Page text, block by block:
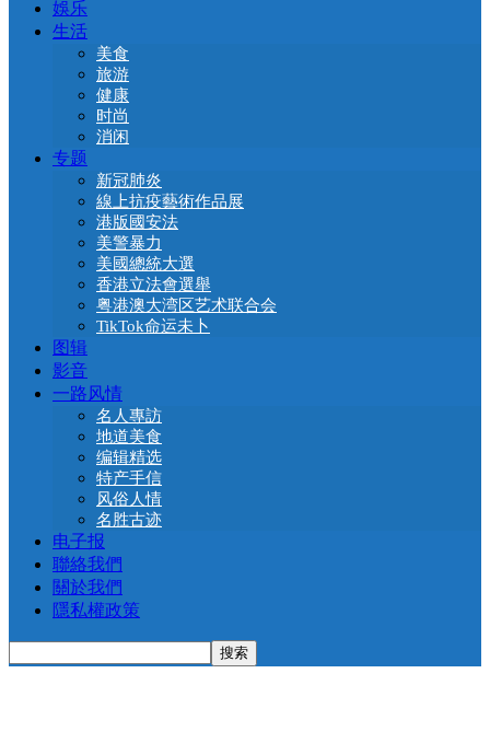
娛乐
生活
美食
旅游
健康
时尚
消闲
专题
新冠肺炎
線上抗疫藝術作品展
港版國安法
美警暴力
美國總統大選
香港立法會選舉
粤港澳大湾区艺术联合会
TikTok命运未卜
图辑
影音
一路风情
名人專訪
地道美食
编辑精选
特产手信
风俗人情
名胜古迹
电子报
聯絡我們
關於我們
隱私權政策